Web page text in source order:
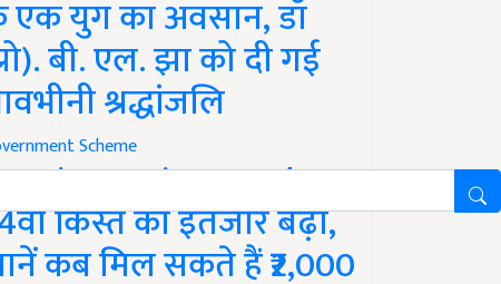
युग का अवसान, डॉ
बी. एल. झा को दी गई
श्रद्धांजलि
Scheme
Kisan Yojana Update:
किस्त का इंतजार बढ़ा,
कब मिल सकते हैं ₹2,000